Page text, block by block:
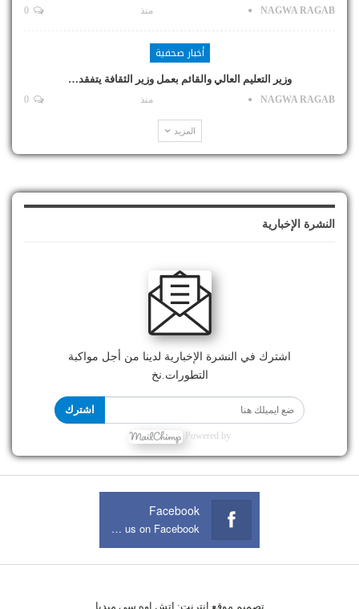
NAGWA RAGAB منذ
أخبار صحفية
وزير التعليم العالي والقائم بعمل وزير الثقافة يتفقد…
NAGWA RAGAB منذ
المزيد
النشرة الإخبارية
اشترك في النشرة الإخبارية لدينا من أجل مواكبة
التطورات.نخ
اشترك
Powered by
Facebook
Join us on Facebook
تصميم موقع انترنت: اتش اوه سى ميديا